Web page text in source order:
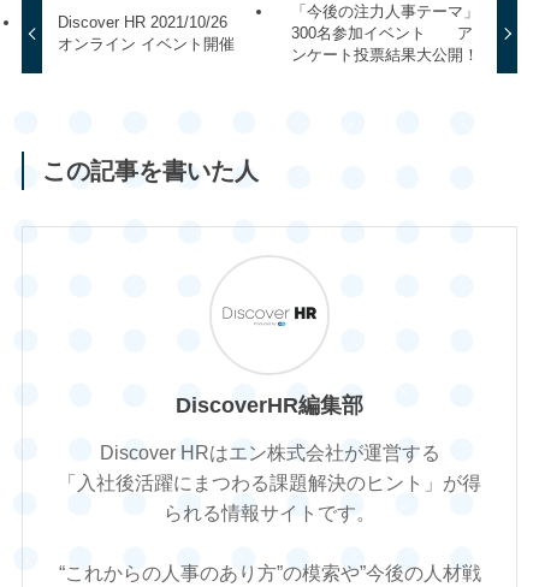
Discover HR 2021/10/26
オンライン イベント開催
「今後の注力人事テーマ」
300名参加イベント ア
ンケート投票結果大公開！
この記事を書いた人
DiscoverHR編集部
Discover HRはエン株式会社が運営する
「入社後活躍にまつわる課題解決のヒント」が得
られる情報サイトです。
“これからの人事のあり方”の模索や”今後の人材戦